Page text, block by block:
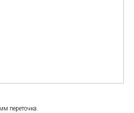
переточка.